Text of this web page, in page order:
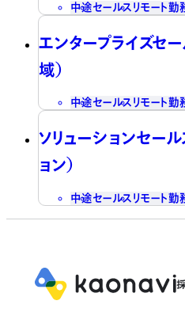
中途セールス リモート勤
エンタープライズセ
域）
中途セールス リモート勤
ソリューションセー
ョン）
中途セールス リモート勤